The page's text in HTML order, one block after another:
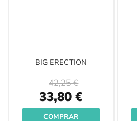
BIG ERECTION
Special
Price
33,80 €
42,25 €
COMPRAR